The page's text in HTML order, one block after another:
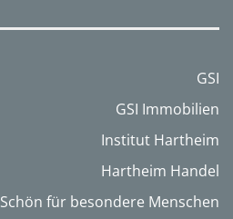
GSI
GSI Immobilien
Institut Hartheim
Hartheim Handel
Schön für besondere Menschen